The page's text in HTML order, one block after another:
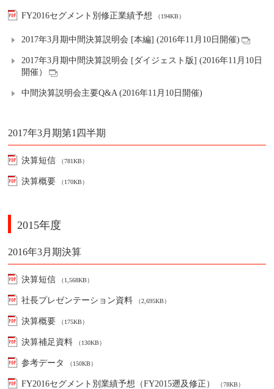
FY2016セグメント別修正業績予想 （194KB）
2017年3月期中間決算説明会 [本編] (2016年11月10日開催)
2017年3月期中間決算説明会 [ダイジェスト版] (2016年11月10日
開催）
中間決算説明会主要Q&A (2016年11月10日開催)
2017年3月期第1四半期
決算短信 （781KB）
決算概要 （170KB）
2015年度
2016年3月期決算
決算短信 （1,568KB）
社長プレゼンテーション資料 （2,695KB）
決算概要 （175KB）
決算補足資料 （130KB）
参考データ （150KB）
FY2016セグメント別業績予想（FY2015遡及修正） （78KB）